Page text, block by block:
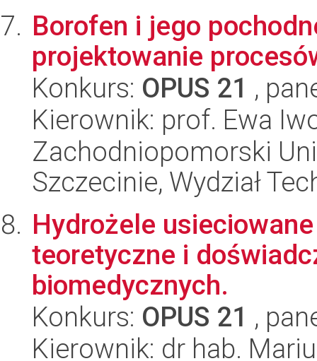
Borofen i jego
projektowanie
Konkurs: OPUS 21 ,
Kierownik: prof. Ewa
Zachodniopomorski
Szczecinie, Wydział
Hydrożele
teoretyczne i
biomedycznych.
Konkurs: OPUS 21 ,
Kierownik: dr hab.